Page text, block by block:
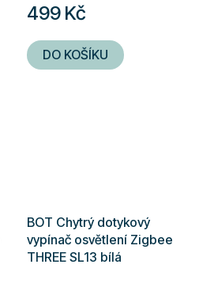
499 Kč
DO KOŠÍKU
BOT Chytrý dotykový
vypínač osvětlení Zigbee
THREE SL13 bílá